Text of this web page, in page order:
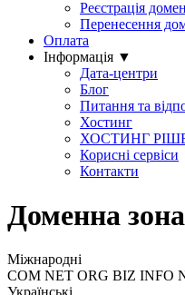
Реєстрація
Перенесення
Оплата
Інформація ▼
Дата-центри
Блог
Питання та
Хостинг
ХОСТИНГ
Корисні сервіси
Контакти
Доменна
Міжнародні
COM NET ORG BIZ INFO